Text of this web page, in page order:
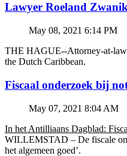
Lawyer Roeland
May 08, 2021 6:14 PM
THE HAGUE--Attorney-at-law
the Dutch Caribbean.
Fiscaal onderzoek bij
May 07, 2021 8:04 AM
In het Antilliaans Dagblad:
WILLEMSTAD – De fiscale
het algemeen goed’.